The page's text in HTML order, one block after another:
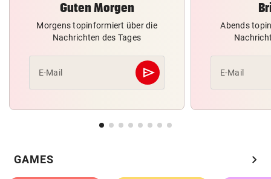
Guten Morgen
Morgens topinformiert über die
Nachrichten des Tages
E-Mail send
Abschicken
Abends
E-Mail
GAMES chevron_right